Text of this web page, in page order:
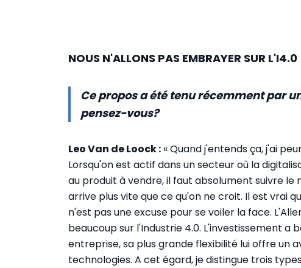
NOUS N'ALLONS PAS EMBRAYER SUR L'I4.0
Ce propos a été tenu récemment par
pensez-vous?
Leo Van de Loock : « Quand j'entends ça, j'ai
Lorsqu'on est actif dans un secteur où la
au produit à vendre, il faut absolument suivre le
arrive plus vite que ce qu'on ne croit. Il est vrai
n'est pas une excuse pour se voiler la face.
beaucoup sur l'Industrie 4.0. L'investissement
entreprise, sa plus grande flexibilité lui offre un
technologies. A cet égard, je distingue trois